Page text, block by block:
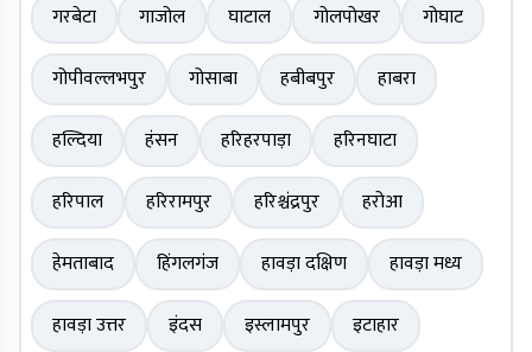
गरबेटा
गाजोल घाटाल गोलपोखर
गोघाट
गोपीवल्लभपुर
गोसाबा हबीबपुर
हाबरा
हल्दिया
हंसन हरिहरपाड़ा
हरिनघाटा
हरिपाल
हरिरामपुर हरिश्चंद्रपुर
हरोआ
हेमताबाद
हिंगलगंज हावड़ा दक्षिण
हावड़ा मध्य
हावड़ा उत्तर
इंदस इस्लामपुर
इटाहार